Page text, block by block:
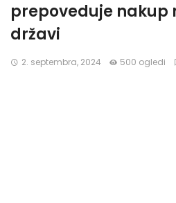
prepoveduje nakup
državi
2. septembra, 2024 500 ogledi